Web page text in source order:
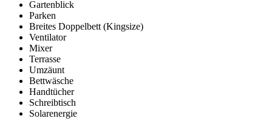
Gartenblick
Parken
Breites Doppelbett (Kingsize)
Ventilator
Mixer
Terrasse
Umzäunt
Bettwäsche
Handtücher
Schreibtisch
Solarenergie